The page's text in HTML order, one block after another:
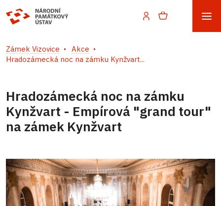
Zámek Vizovice
Akce
Hradozámecká noc na zámku Kynžvart...
Hradozámecká noc na zámku
Kynžvart - Empírová "grand tour"
na zámek Kynžvart